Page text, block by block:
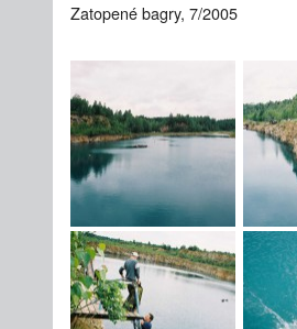
Zatopené bagry, 7/2005